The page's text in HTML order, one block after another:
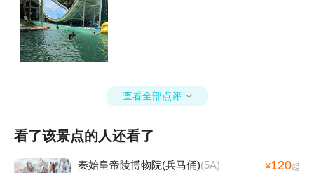
查看全部点评 
看了该景点的人还看了
秦始皇帝陵博物院(兵马俑)(5A) ¥120起